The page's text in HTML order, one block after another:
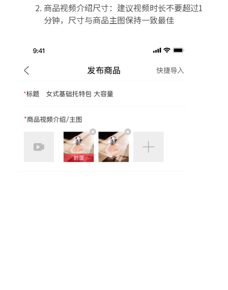
商品视频介绍尺寸：建议视频时长不要超过1
分钟，尺寸与商品主图保持一致最佳